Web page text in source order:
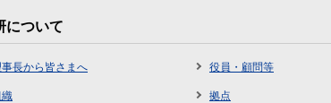
について
長から皆さまへ 役員・顧問等
拠点